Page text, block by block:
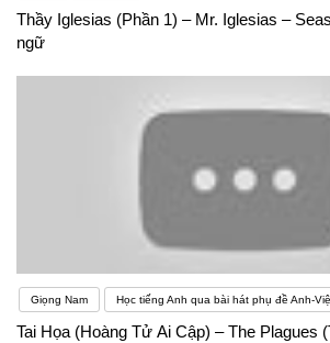
Thầy Iglesias (Phần 1) – Mr. Iglesias –
ngữ
Giọng Nam Học tiếng Anh qua bài hát phụ đề Anh-
Tai Họa (Hoàng Tử Ai Cập) – The Plagues